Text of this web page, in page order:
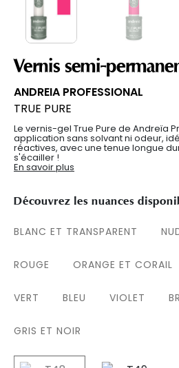
Vernis semi-
ANDREIA PROFESSIONAL
TRUE PURE
Le vernis-gel True Pure de Andreïa
application sans solvant ni odeur,
réactives, avec une tenue longue
s'écailler !
En savoir plus
Découvrez les nuances
BLANC ET TRANSPARENT
ROUGE ORANGE ET CORAIL
VERT BLEU VIOLET
GRIS ET NOIR